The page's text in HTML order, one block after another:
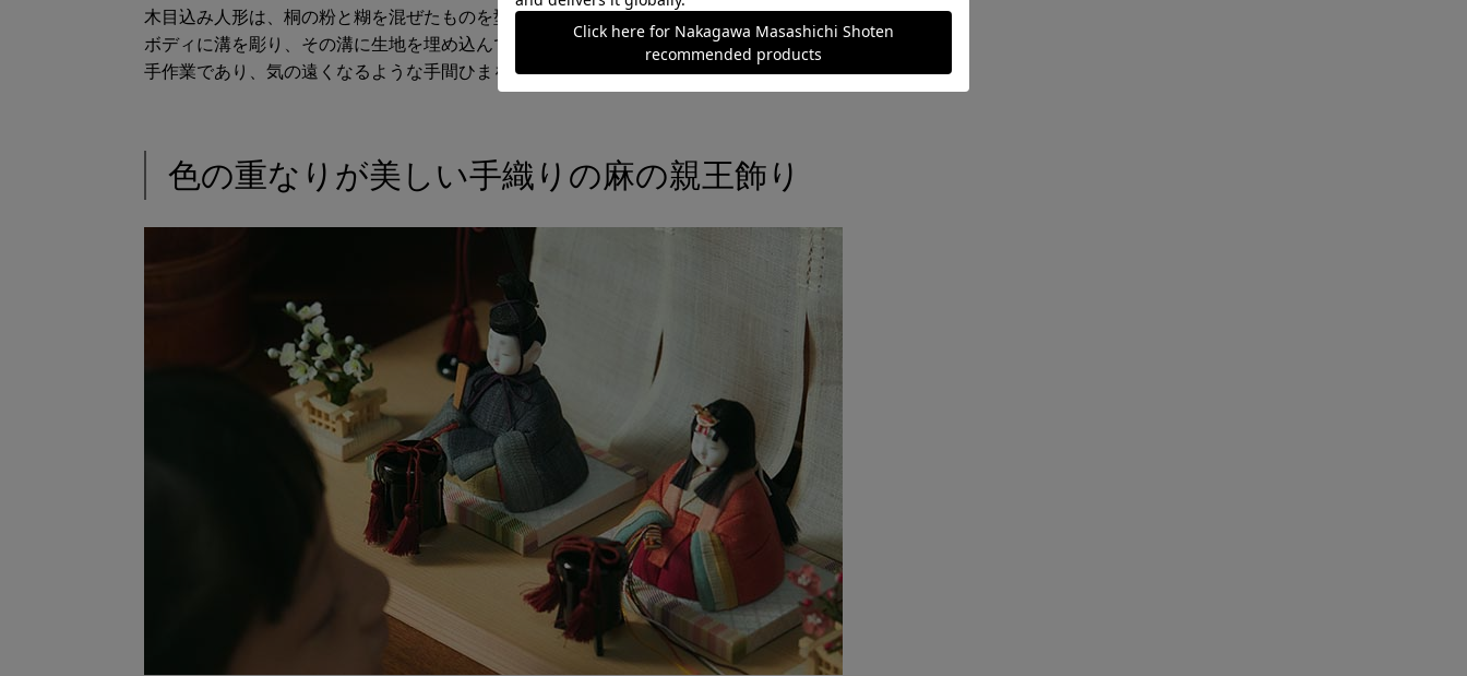
木目込み人形は、桐の粉と糊を混ぜたものを型に詰めて固めた「桐塑（とうそ）」という
ボディに溝を彫り、その溝に生地を埋め込んで作られる伝統工芸品です。全工程が職人の
手作業であり、気の遠くなるような手間ひまをかけてつくられています。
色の重なりが美しい手織りの麻の親王飾り